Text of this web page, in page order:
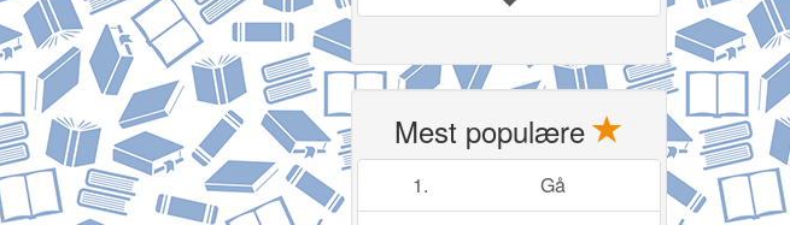
Mest populære
1.
Gå